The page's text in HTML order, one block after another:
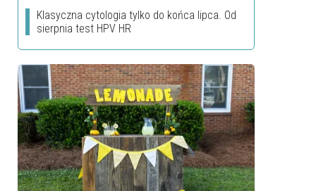
Klasyczna cytologia tylko do końca lipca. Od
sierpnia test HPV HR